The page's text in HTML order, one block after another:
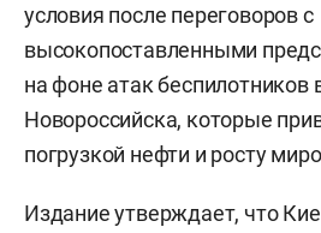
условия после переговоров с
высокопоставленными
на фоне атак беспилотников
Новороссийска, которые
погрузкой нефти и росту
Издание утверждает, что